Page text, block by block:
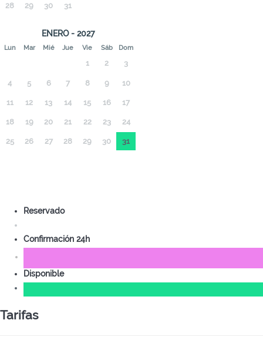
28 29 30 31
ENERO - 2027
Lun Mar Mié Jue Vie Sáb Dom
1 2 3
4 5 6 7 8 9 10
11 12 13 14 15 16 17
18 19 20 21 22 23 24
25 26 27 28 29 30 31
Reservado
Confirmación 24h
Disponible
Tarifas